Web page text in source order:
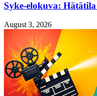
Syke-elokuva: Hätätila
August 3, 2026